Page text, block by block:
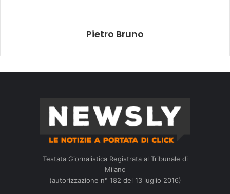
Pietro Bruno
Testata Giornalistica Registrata al Tribunale di
Milano
(autorizzazione n° 182 del 13 luglio 2016)